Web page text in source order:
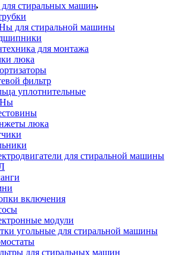
для стиральных машин
для стиральной машины
для монтажа
люка
фильтр
уплотнительные
люка
для стиральной машины
включения
модули
угольные для стиральной машины
для стиральных машин